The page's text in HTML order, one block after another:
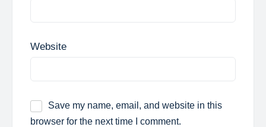
Website
Save my name, email, and website in this
browser for the next time I comment.